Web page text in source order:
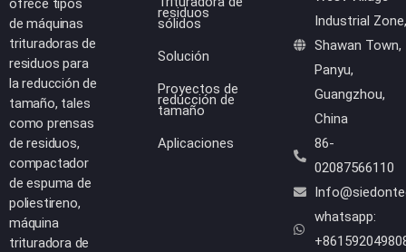
Industrial Zone,
Shawan Town,
Panyu,
Guangzhou,
China
86-
02087566110
whatsapp:
residuos
sólidos
Solución
Proyectos de
reducción de
tamaño
Aplicaciones
ofrece tipos
de máquinas
trituradoras de
residuos para
la reducción de
tamaño, tales
como prensas
de residuos,
compactador
de espuma de
poliestireno,
máquina
trituradora de